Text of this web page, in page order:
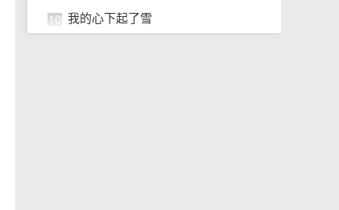
10 我的心下起了雪